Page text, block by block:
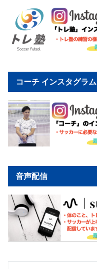
コーチ インスタグラム
音声配信